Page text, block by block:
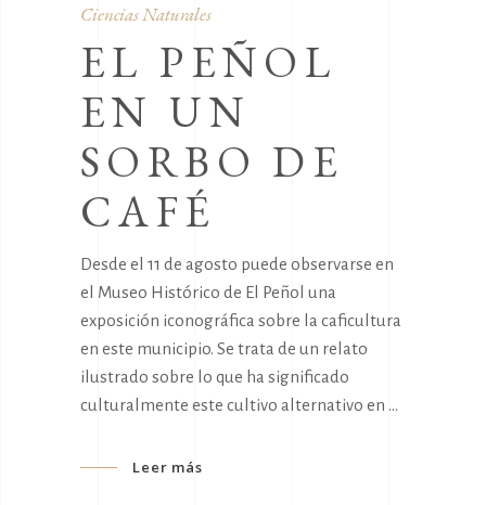
Ciencias Naturales
EL PEÑOL
EN UN
SORBO DE
CAFÉ
Desde el 11 de agosto puede observarse en
el Museo Histórico de El Peñol una
exposición iconográfica sobre la caficultura
en este municipio. Se trata de un relato
ilustrado sobre lo que ha significado
culturalmente este cultivo alternativo en
Leer más